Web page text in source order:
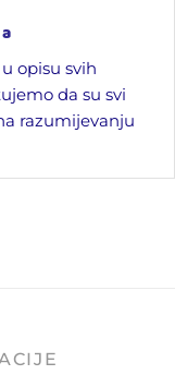
opisu svih
da su svi
razumijevanju